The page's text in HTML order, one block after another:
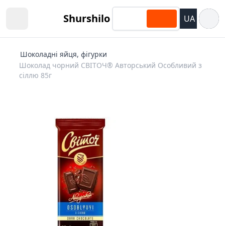
Shurshilo UA
Шоколадні яйця, фігурки
Шоколад чорний СВІТОЧ® Авторський Особливий з
сіллю 85г